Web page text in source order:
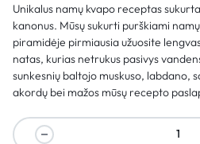
Unikalus namų kvapo receptas
kanonus. Mūsų sukurti purškiami
piramidėje pirmiausia užuosite
natas, kurias netrukus pasivys
sunkesnių baltojo muskuso, labdano,
akordų bei mažos mūsų recepto